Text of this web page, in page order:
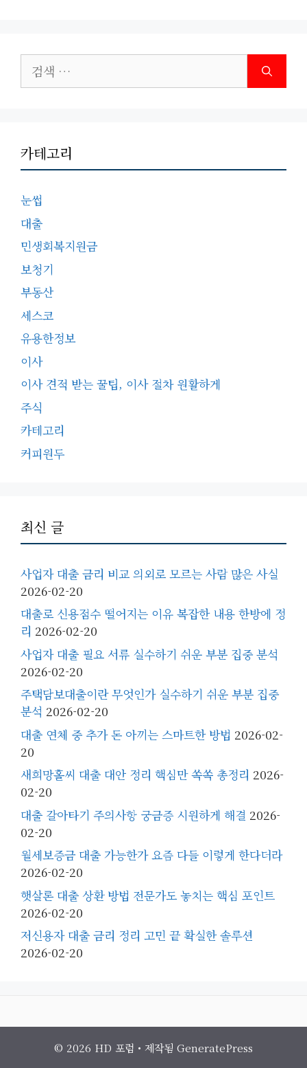
색:
카테고리
눈썹
대출
민생회복지원금
보청기
부동산
세스코
유용한정보
이사
이사 견적 받는 꿀팁, 이사 절차 원활하게
주식
카테고리
커피원두
최신 글
사업자 대출 금리 비교 의외로 모르는 사람 많은 사실
2026-02-20
대출로 신용점수 떨어지는 이유 복잡한 내용 한방에 정
리 2026-02-20
사업자 대출 필요 서류 실수하기 쉬운 부분 집중 분석
2026-02-20
주택담보대출이란 무엇인가 실수하기 쉬운 부분 집중
분석 2026-02-20
대출 연체 중 추가 돈 아끼는 스마트한 방법 2026-02-
20
새희망홀씨 대출 대안 정리 핵심만 쏙쏙 총정리 2026-
02-20
대출 갈아타기 주의사항 궁금증 시원하게 해결 2026-
02-20
월세보증금 대출 가능한가 요즘 다들 이렇게 한다더라
2026-02-20
햇살론 대출 상환 방법 전문가도 놓치는 핵심 포인트
2026-02-20
저신용자 대출 금리 정리 고민 끝 확실한 솔루션
2026-02-20
© 2026 HD 포럼 • 제작됨 GeneratePress